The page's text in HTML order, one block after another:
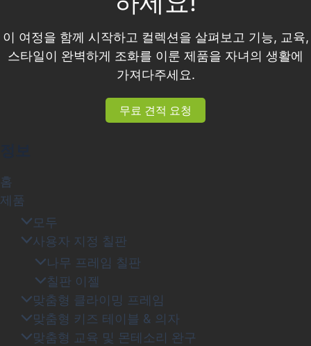
이 여정을 함께 시작하고 컬렉션을 살펴보고 기능, 교육,
스타일이 완벽하게 조화를 이룬 제품을 자녀의 생활에
가져다주세요.
무료 견적 요청
홈
제품
모두
사용자 지정 칠판
나무 프레임 칠판
칠판 이젤
맞춤형 클라이밍 프레임
맞춤형 키즈 테이블 & 의자
맞춤형 교육 및 몬테소리 완구